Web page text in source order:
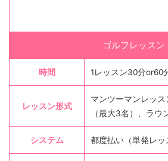
ゴルフレッスン
時間 1レッスン30分or60
レッスン形式
マンツーマンレッ
（最大3名）、ラウ
システム 都度払い（単発レッ